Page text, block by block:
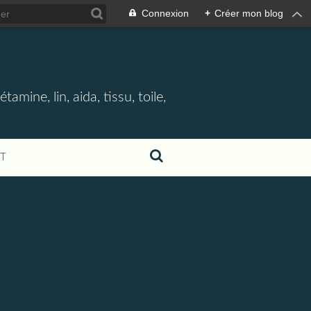
Connexion + Créer mon blog
lin, aida, tissu, toile,